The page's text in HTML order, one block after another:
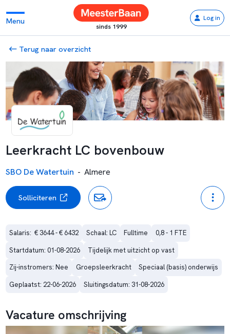
Menu
sinds 1999
Log in
Terug naar overzicht
Leerkracht LC bovenbouw
SBO De Watertuin - Almere
Solliciteren
Salaris:  € 3644 - € 6432 Schaal: LC Fulltime
0,8 - 1 FTE
Startdatum: 01-08-2026
Tijdelijk met uitzicht op vast
Zij-instromers: Nee
Groepsleerkracht
Speciaal (basis) onderwijs
Geplaatst: 22-06-2026
Sluitingsdatum: 31-08-2026
Vacature omschrijving